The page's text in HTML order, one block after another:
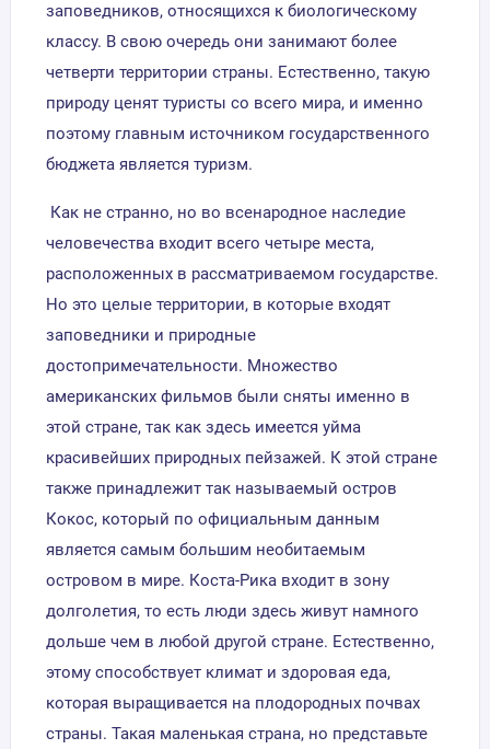
заповедников, относящихся к биологическому
классу. В свою очередь они занимают более
четверти территории страны. Естественно, такую
природу ценят туристы со всего мира, и именно
поэтому главным источником государственного
бюджета является туризм.
Как не странно, но во всенародное наследие
человечества входит всего четыре места,
расположенных в рассматриваемом государстве.
Но это целые территории, в которые входят
заповедники и природные
достопримечательности. Множество
американских фильмов были сняты именно в
этой стране, так как здесь имеется уйма
красивейших природных пейзажей. К этой стране
также принадлежит так называемый остров
Кокос, который по официальным данным
является самым большим необитаемым
островом в мире. Коста-Рика входит в зону
долголетия, то есть люди здесь живут намного
дольше чем в любой другой стране. Естественно,
этому способствует климат и здоровая еда,
которая выращивается на плодородных почвах
страны. Такая маленькая страна, но представьте